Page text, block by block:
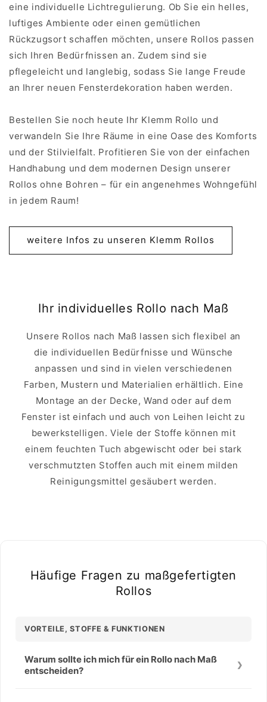
eine individuelle Lichtregulierung. Ob Sie ein helles,
luftiges Ambiente oder einen gemütlichen
Rückzugsort schaffen möchten, unsere Rollos passen
sich Ihren Bedürfnissen an. Zudem sind sie
pflegeleicht und langlebig, sodass Sie lange Freude
an Ihrer neuen Fensterdekoration haben werden.
Bestellen Sie noch heute Ihr Klemm Rollo und
verwandeln Sie Ihre Räume in eine Oase des Komforts
und der Stilvielfalt. Profitieren Sie von der einfachen
Handhabung und dem modernen Design unserer
Rollos ohne Bohren – für ein angenehmes Wohngefühl
in jedem Raum!
weitere Infos zu unseren Klemm Rollos
Ihr individuelles Rollo nach Maß
Unsere Rollos nach Maß lassen sich flexibel an
die individuellen Bedürfnisse und Wünsche
anpassen und sind in vielen verschiedenen
Farben, Mustern und Materialien erhältlich. Eine
Montage an der Decke, Wand oder auf dem
Fenster ist einfach und auch von Leihen leicht zu
bewerkstelligen. Viele der Stoffe können mit
einem feuchten Tuch abgewischt oder bei stark
verschmutzten Stoffen auch mit einem milden
Reinigungsmittel gesäubert werden.
Häufige Fragen zu maßgefertigten
Rollos
VORTEILE, STOFFE & FUNKTIONEN
Warum sollte ich mich für ein Rollo nach Maß
entscheiden?